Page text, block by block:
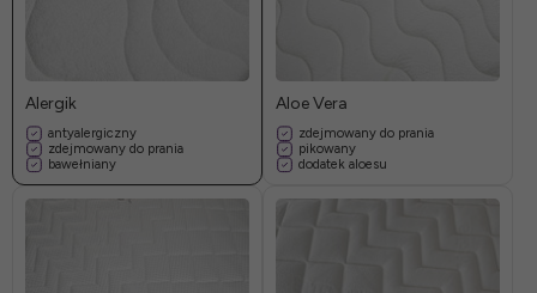
Alergik
antyalergiczny
zdejmowany do prania
bawełniany
Aloe Vera
zdejmowany do prania
pikowany
dodatek aloesu